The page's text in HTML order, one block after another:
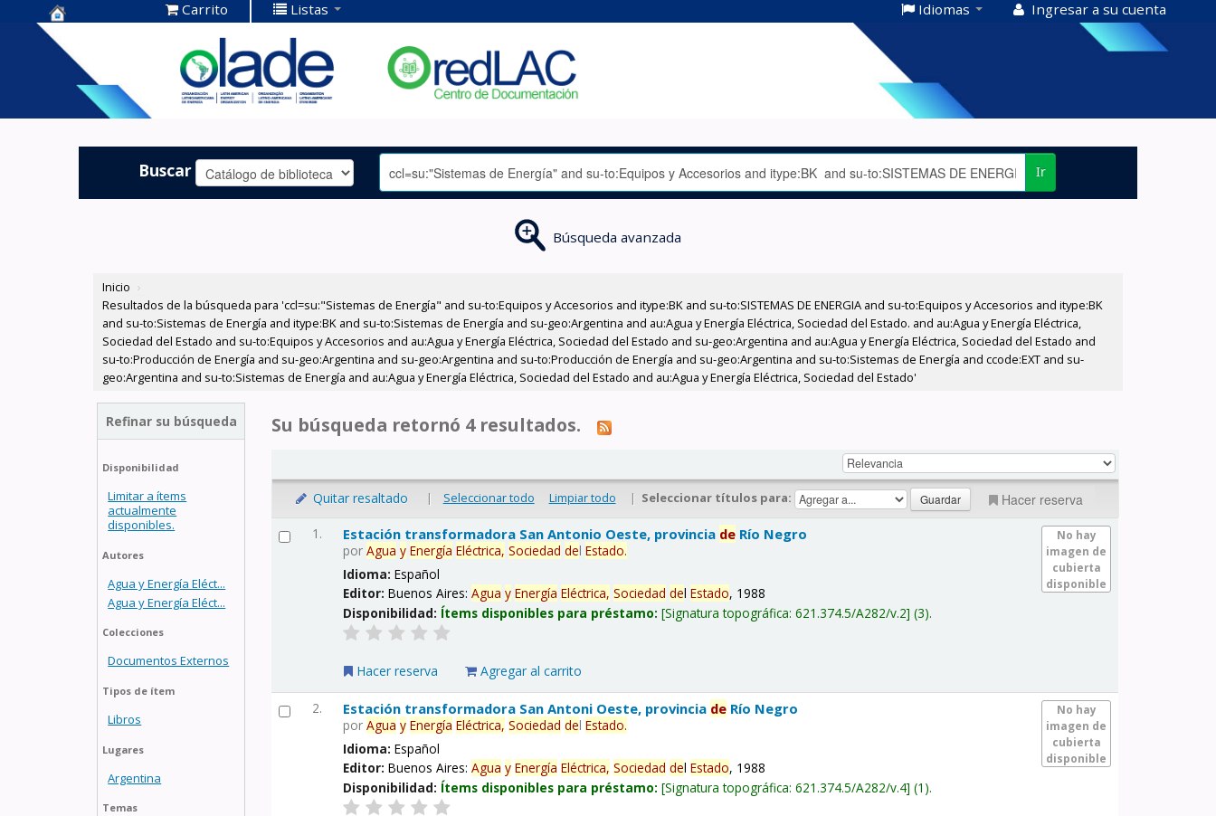
Centro de
Documentación
OLADE -
Carrito Listas Idiomas Ingresar a su cuenta
Buscar Ir
Búsqueda avanzada
Inicio ›
Resultados de la búsqueda para 'ccl=su:"Sistemas de Energía" and su-to:Equipos y Accesorios and itype:BK and su-to:SISTEMAS DE ENERGIA and su-to:Equipos y Accesorios and itype:BK
and su-to:Sistemas de Energía and itype:BK and su-to:Sistemas de Energía and su-geo:Argentina and au:Agua y Energía Eléctrica, Sociedad del Estado. and au:Agua y Energía Eléctrica,
Sociedad del Estado and su-to:Equipos y Accesorios and au:Agua y Energía Eléctrica, Sociedad del Estado and su-geo:Argentina and au:Agua y Energía Eléctrica, Sociedad del Estado and
su-to:Producción de Energía and su-geo:Argentina and su-geo:Argentina and su-to:Producción de Energía and su-geo:Argentina and su-to:Sistemas de Energía and ccode:EXT and su-
geo:Argentina and su-to:Sistemas de Energía and au:Agua y Energía Eléctrica, Sociedad del Estado and au:Agua y Energía Eléctrica, Sociedad del Estado'
Refinar su búsqueda
Disponibilidad
Limitar a ítems
actualmente
disponibles.
Autores
Agua y Energía Eléct...
Agua y Energía Eléct...
Colecciones
Documentos Externos
Tipos de ítem
Libros
Lugares
Argentina
Temas
Su búsqueda retornó 4 resultados.
Quitar resaltado | Seleccionar todo Limpiar todo | Seleccionar títulos para: Hacer reserva
1.
No hay
imagen de
cubierta
disponible
Estación transformadora San Antonio Oeste, provincia de Río Negro
porAgua y Energía Eléctrica, Sociedad delEstado.
Idioma:Español
Editor:Buenos Aires:Agua y Energía Eléctrica, Sociedad delEstado, 1988
Disponibilidad: Ítems disponibles para préstamo: Signatura topográfica:621.374.5/A282/v.2 (3).
Hacer reserva Agregar al carrito
2.
No hay
imagen de
cubierta
disponible
Estación transformadora San Antoni Oeste, provincia de Río Negro
porAgua y Energía Eléctrica, Sociedad delEstado.
Idioma:Español
Editor:Buenos Aires:Agua y Energía Eléctrica, Sociedad delEstado, 1988
Disponibilidad: Ítems disponibles para préstamo: Signatura topográfica:621.374.5/A282/v.4 (1).